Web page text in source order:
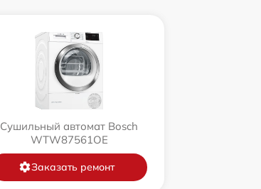
Сушильный автомат Bosch
WTW87561OE
Заказать ремонт